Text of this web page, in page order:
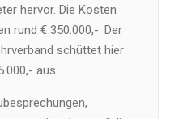
hervor. Die Kosten
rund € 350.000,-. Der
schüttet hier
aus.